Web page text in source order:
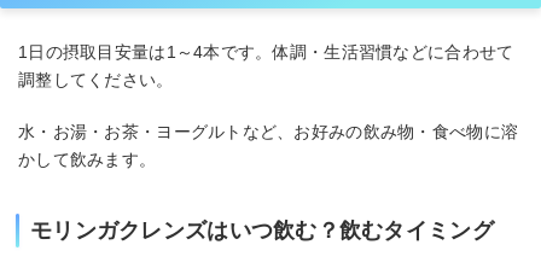
1日の摂取目安量は1～4本です。体調・生活習慣などに合わせて
調整してください。
水・お湯・お茶・ヨーグルトなど、お好みの飲み物・食べ物に溶
かして飲みます。
モリンガクレンズはいつ飲む？飲むタイミング